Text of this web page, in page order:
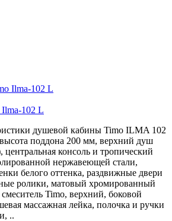
102 L
душевой кабины Timo ILMA 102
поддона 200 мм, верхний душ
центральная консоль и тропический
нержавеющей стали,
белого оттенка, раздвижные двери
ролики, матовый хромированный
Timo, верхний, боковой
массажная лейка, полочка и ручки
..